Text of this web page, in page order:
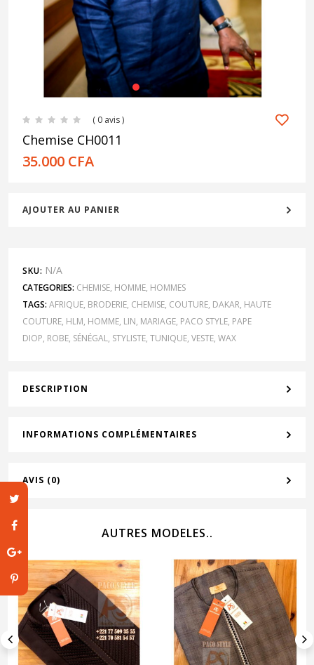
( 0 avis )
Chemise CH0011
35.000 CFA
AJOUTER AU PANIER
SKU: N/A
CATEGORIES: CHEMISE, HOMME, HOMMES
TAGS: AFRIQUE, BRODERIE, CHEMISE, COUTURE, DAKAR, HAUTE
COUTURE, HLM, HOMME, LIN, MARIAGE, PACO STYLE, PAPE
DIOP, ROBE, SÉNÉGAL, STYLISTE, TUNIQUE, VESTE, WAX
DESCRIPTION
INFORMATIONS COMPLÉMENTAIRES
AVIS (0)
AUTRES MODELES..